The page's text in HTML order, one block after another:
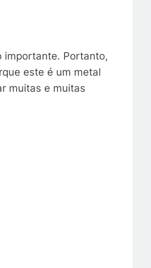
importante. Portanto,
este é um metal
muitas e muitas